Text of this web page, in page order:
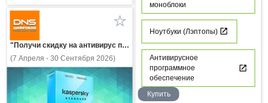
моноблоки
Ноутбуки (Лэптопы)
Антивирусное
программное
обеспечение
Купить
"Получи скидку на антивирус при покупке ПК, ноутбука или услуги сборки ПК!"
(7 Апреля - 30 Сентября 2026)